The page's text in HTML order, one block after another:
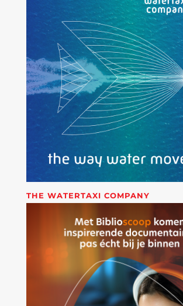
THE WATERTAXI COMPANY